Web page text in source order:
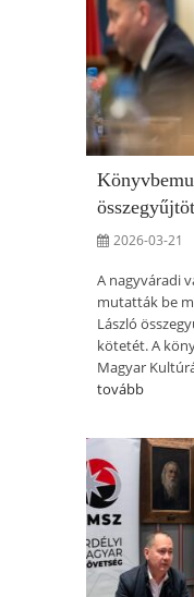
2026-03-21
A nagyváradi
mutatták be
László
kötetét. A
Magyar
tovább